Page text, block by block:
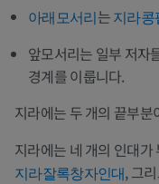
아래모서리는지라콩
앞모서리는 일부 저자
경계를 이룹니다.
지라에는 두 개의 끝부분
지라에는 네 개의 인대가
지라잘록창자인대, 그